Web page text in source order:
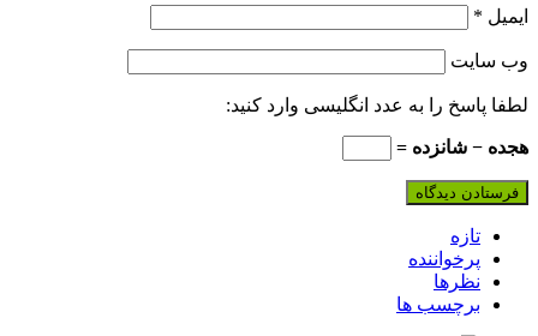
ایمیل *
وب‌ سایت
لطفا پاسخ را به عدد انگلیسی وارد کنید:
هجده − شانزده =
تازه
پرخواننده
نظرها
برچسب ها